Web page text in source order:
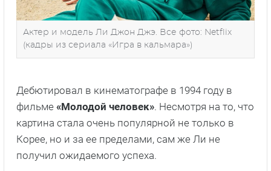
Актер и модель Ли Джон Джэ. Все фото: Netflix
(кадры из сериала «Игра в кальмара»)
Дебютировал в кинематографе в 1994 году в
фильме «Молодой человек». Несмотря на то, что
картина стала очень популярной не только в
Корее, но и за ее пределами, сам же Ли не
получил ожидаемого успеха.